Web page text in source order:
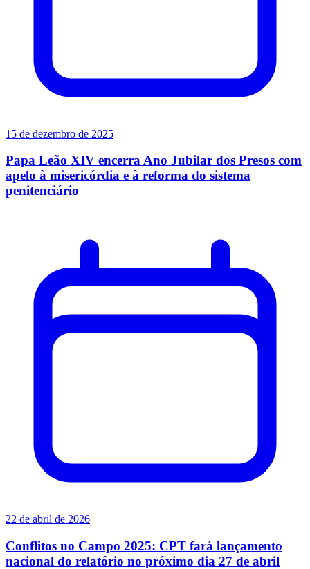
15 de dezembro de 2025
Papa Leão XIV encerra Ano Jubilar dos Presos com
apelo à misericórdia e à reforma do sistema
penitenciário
22 de abril de 2026
Conflitos no Campo 2025: CPT fará lançamento
nacional do relatório no próximo dia 27 de abril